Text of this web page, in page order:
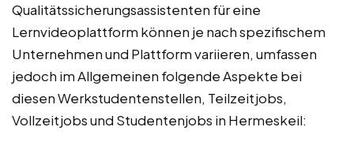
Qualitätssicherungsassistenten für eine
Lernvideoplattform können je nach spezifischem
Unternehmen und Plattform variieren, umfassen
jedoch im Allgemeinen folgende Aspekte bei
diesen Werkstudentenstellen, Teilzeitjobs,
Vollzeitjobs und Studentenjobs in Hermeskeil: